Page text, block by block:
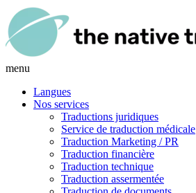
menu
Langues
Nos services
Traductions juridiques
Service de traduction médicale
Traduction Marketing / PR
Traduction financière
Traduction technique
Traduction assermentée